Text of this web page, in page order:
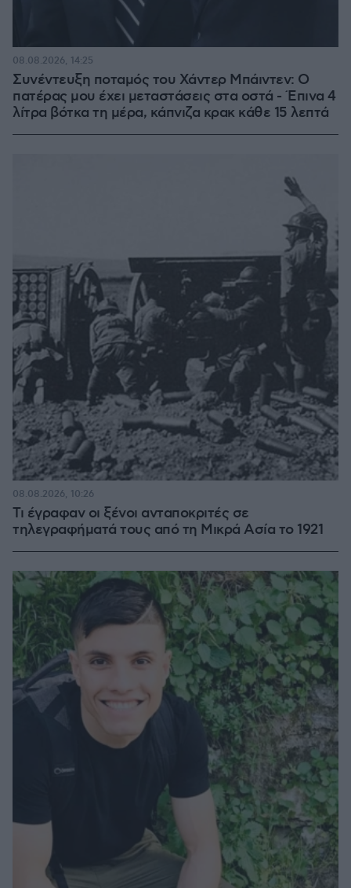
Συνέντευξη ποταμός του Χάντερ Μπάιντεν: Ο
πατέρας μου έχει μεταστάσεις στα οστά - Έπινα 4
λίτρα βότκα τη μέρα, κάπνιζα κρακ κάθε 15 λεπτά
08.08.2026, 14:25
Τι έγραφαν οι ξένοι ανταποκριτές σε
τηλεγραφήματά τους από τη Μικρά Ασία το 1921
08.08.2026, 10:26